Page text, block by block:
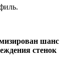
шанс
стенок